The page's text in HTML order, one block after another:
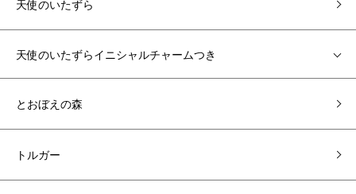
天使のいたずら
天使のいたずらイニシャルチャームつき
とおぼえの森
トルガー